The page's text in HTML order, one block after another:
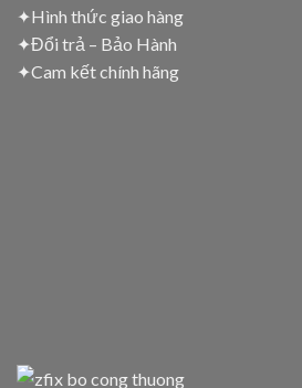
✦Hình thức giao hàng
✦Đổi trả – Bảo Hành
✦Cam kết chính hãng